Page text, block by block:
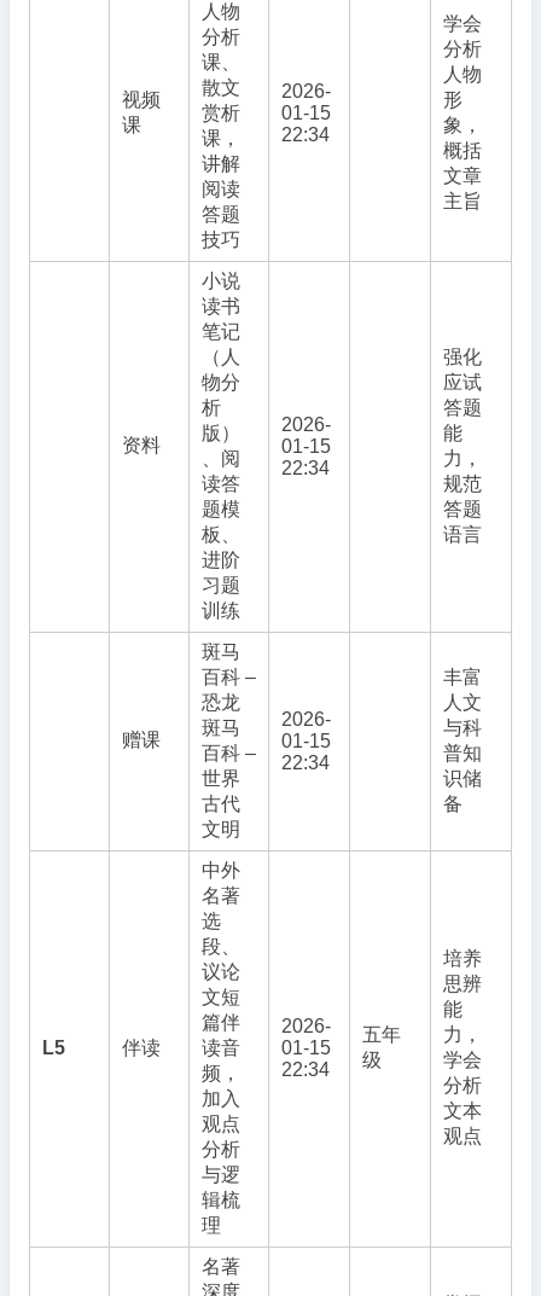
视频
课
人物
分析
课、
散文
赏析
课，
讲解
阅读
答题
技巧
2026-
01-15
22:34
学会
分析
人物
形
象，
概括
文章
主旨
资料
小说
读书
笔记
（人
物分
析
版）
、阅
读答
题模
板、
进阶
习题
训练
2026-
01-15
22:34
强化
应试
答题
能
力，
规范
答题
语言
赠课
斑马
百科 –
恐龙
斑马
百科 –
世界
古代
文明
2026-
01-15
22:34
丰富
人文
与科
普知
识储
备
L5 伴读
中外
名著
选
段、
议论
文短
篇伴
读音
频，
加入
观点
分析
与逻
辑梳
理
2026-
01-15
22:34
五年
级
培养
思辨
能
力，
学会
分析
文本
观点
名著